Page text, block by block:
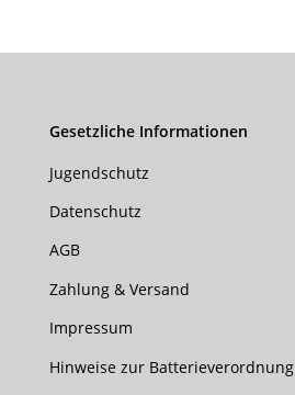
Gesetzliche Informationen
Jugendschutz
Datenschutz
AGB
Zahlung & Versand
Impressum
Hinweise zur Batterieverordnung